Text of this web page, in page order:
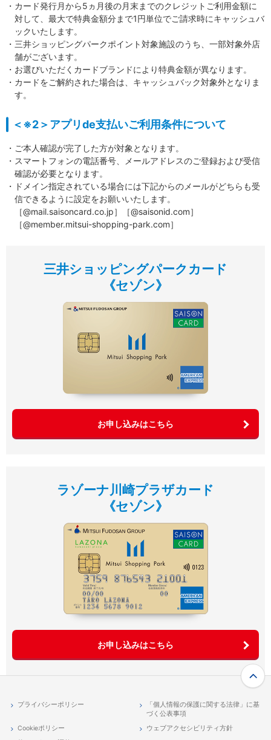
・カード発行月から5ヵ月後の月末までのクレジットご利用金額に
対して、最大で特典金額分まで1円単位でご請求時にキャッシュバ
ックいたします。
・三井ショッピングパークポイント対象施設のうち、一部対象外店
舗がございます。
・お選びいただくカードブランドにより特典金額が異なります。
・カードをご解約された場合は、キャッシュバック対象外となりま
す。
＜※2＞アプリde支払いご利用条件について
・ご本人確認が完了した方が対象となります。
・スマートフォンの電話番号、メールアドレスのご登録および受信
確認が必要となります。
・ドメイン指定されている場合には下記からのメールがどちらも受
信できるように設定をお願いいたします。
［@mail.saisoncard.co.jp］［@saisonid.com］
［@member.mitsui-shopping-park.com］
三井ショッピングパークカード
《セゾン》
お申し込みはこちら
ラゾーナ川崎プラザカード
《セゾン》
お申し込みはこちら
プライバシーポリシー
「個人情報の保護に関する法律」に基
づく公表事項
Cookieポリシー
ウェブアクセシビリティ方針